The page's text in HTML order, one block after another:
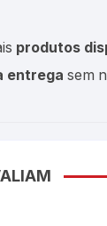
produtos
entrega sem